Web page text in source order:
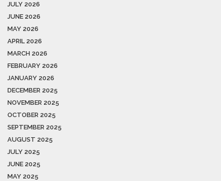
JULY 2026
JUNE 2026
MAY 2026
APRIL 2026
MARCH 2026
FEBRUARY 2026
JANUARY 2026
DECEMBER 2025
NOVEMBER 2025
OCTOBER 2025
SEPTEMBER 2025
AUGUST 2025
JULY 2025
JUNE 2025
MAY 2025